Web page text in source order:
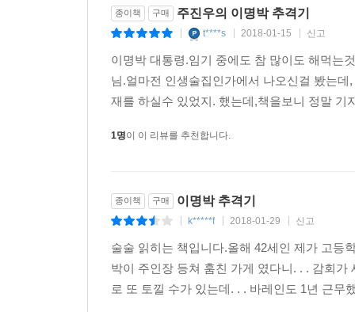
‘위협받고 산다, 잘하고 있는 거다’, ‘1천4백억 원짜
2007 뉴클리어 밤에 이은 2017 뉴클리어 밤 예고
2007년의 뉴클리어 밤
김경준이 검찰청 조사실에서 장모에게 써준 메
스위스 은행 계좌에서 140억을 다스에 송금할
동결을 풀었다. 이 모든 프로세스의 실무 책임
기자는 이 ‘외교 첩보 작전’을 뒷받침할 자료의 폭
정몽구 회장 사면 이후, 현대차가 핵심 계열사
현대다이모스는 전 세계 자동차 부품 제조회사
종이책 구매 주진우의 이명박 추격기
t****s 2018-01-15 신고
이명박 대통령.임기 중에도 참 많이도 해먹는
님.얼마전 인생술집인가에서 나오신걸 봤는
재를 하실수 있었지. 했는데,책을보니 정말
1명이 이 리뷰를 추천합니다.
종이책 구매 이명박 추격기
k*****f 2018-01-29 신고
술술 읽히는 책입니다.올해 42세인 제가 고등
박이 주인장 등쳐 훔친 가게 였다니. . . 감회
로 또 토낄 수가 있는데. . . 바레인도 1년 근